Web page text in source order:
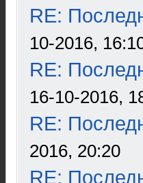
RE:
10-2016,
RE:
16-10-2016,
RE:
2016, 20:20
RE: